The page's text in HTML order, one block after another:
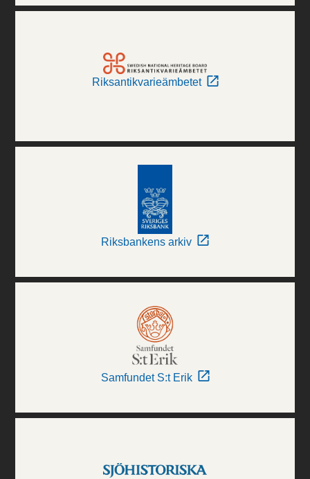
Riksantikvarieämbetet
Riksbankens arkiv
Samfundet S:t Erik